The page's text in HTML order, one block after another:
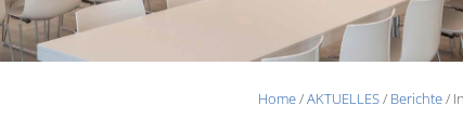
Home/AKTUELLES/ Berichte/